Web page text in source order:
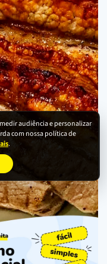
audiência e personalizar
com nossa política de
.